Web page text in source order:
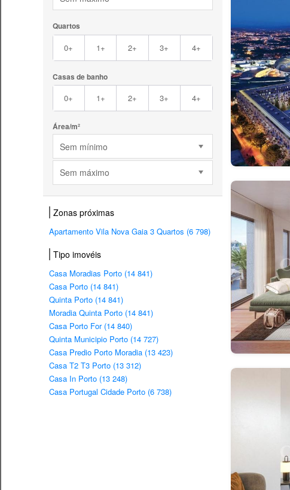
Quartos
0+ 1+ 2+ 3+ 4+
Casas de banho
0+ 1+ 2+ 3+ 4+
Área/m²
Sem mínimo
Sem máximo
Zonas próximas
Apartamento Vila Nova Gaia 3 Quartos (6 798)
Tipo imovéis
Casa Moradias Porto (14 841)
Casa Porto (14 841)
Quinta Porto (14 841)
Moradia Quinta Porto (14 841)
Casa Porto For (14 840)
Quinta Municipio Porto (14 727)
Casa Predio Porto Moradia (13 423)
Casa T2 T3 Porto (13 312)
Casa In Porto (13 248)
Casa Portugal Cidade Porto (6 738)